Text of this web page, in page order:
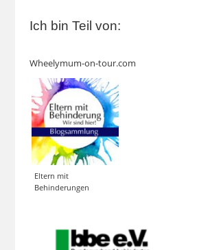
Ich bin Teil von:
Wheelymum-on-tour.com
Eltern mit
Behinderungen